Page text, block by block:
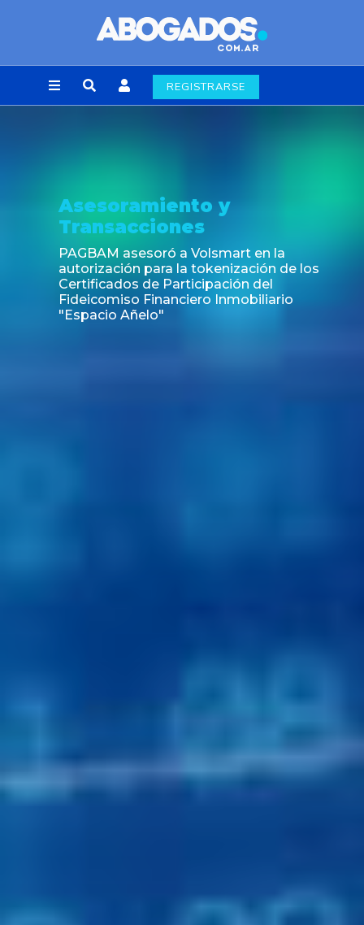
REGISTRARSE
Asesoramiento y
Transacciones
PAGBAM asesoró a Volsmart en la
autorización para la tokenización de los
Certificados de Participación del
Fideicomiso Financiero Inmobiliario
"Espacio Añelo"